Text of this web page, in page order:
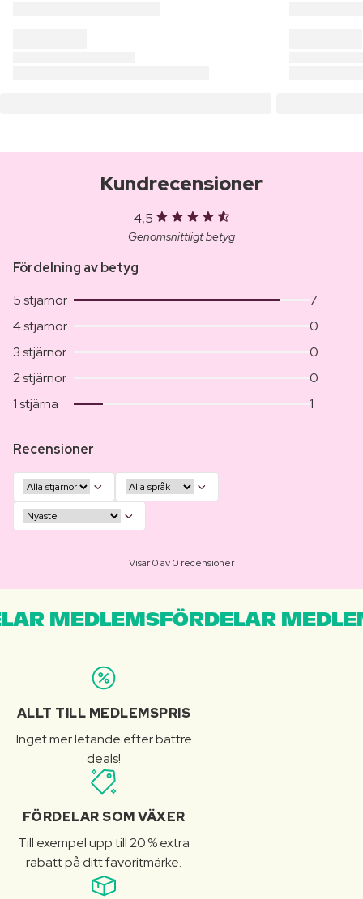
Kundrecensioner
4,5
Genomsnittligt betyg
Fördelning av betyg
5 stjärnor
7
4 stjärnor
0
3 stjärnor
0
2 stjärnor
0
1 stjärna
1
Recensioner
Visar 0 av 0 recensioner
MEDLEMSFÖRDELAR
ALLT TILL MEDLEMSPRIS
Inget mer letande efter bättre
deals!
FÖRDELAR SOM VÄXER
Till exempel upp till 20 % extra
rabatt på ditt favoritmärke.